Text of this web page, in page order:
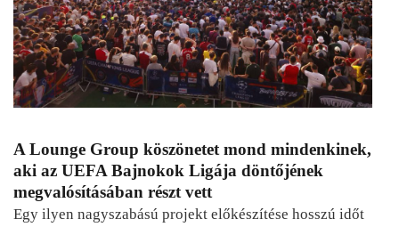
A Lounge Group köszönetet mond mindenkinek,
aki az UEFA Bajnokok Ligája döntőjének
megvalósításában részt vett
Egy ilyen nagyszabású projekt előkészítése hosszú időt